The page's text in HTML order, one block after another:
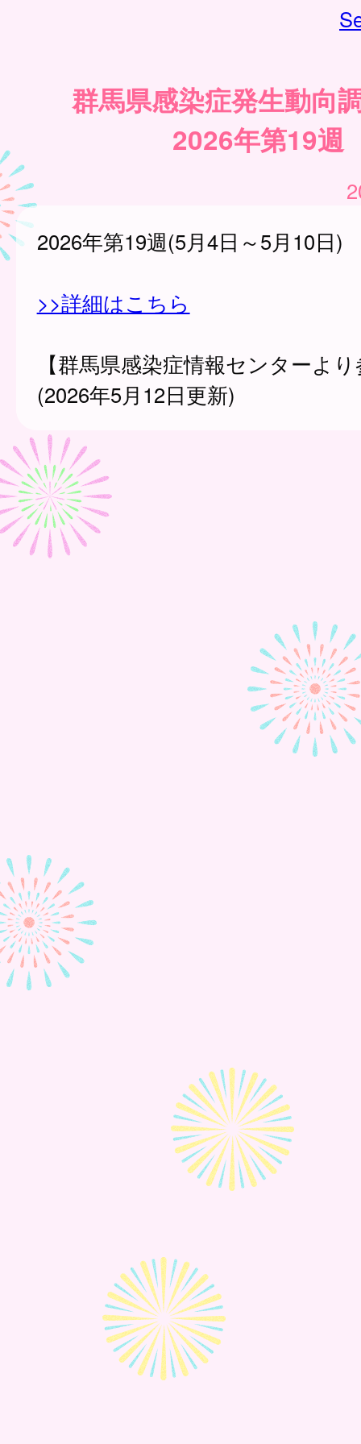
群馬県感染症発生動向
2026年第19週
2026年第19週(5月4日～5月10日)
>>詳細はこちら
【群馬県感染症情報センターよ
(2026年5月12日更新)